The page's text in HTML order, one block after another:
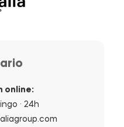
online:
· 24h